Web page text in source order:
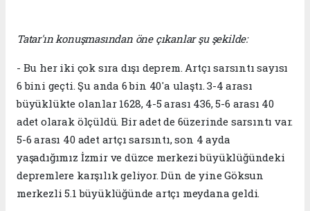
Tatar'ın konuşmasından öne çıkanlar şu şekilde:
- Bu her iki çok sıra dışı deprem. Artçı sarsıntı sayısı
6 bini geçti. Şu anda 6 bin 40'a ulaştı. 3-4 arası
büyüklükte olanlar 1628, 4-5 arası 436, 5-6 arası 40
adet olarak ölçüldü. Bir adet de 6üzerinde sarsıntı var.
5-6 arası 40 adet artçı sarsıntı, son 4 ayda
yaşadığımız İzmir ve düzce merkezi büyüklüğündeki
depremlere karşılık geliyor. Dün de yine Göksun
merkezli 5.1 büyüklüğünde artçı meydana geldi.